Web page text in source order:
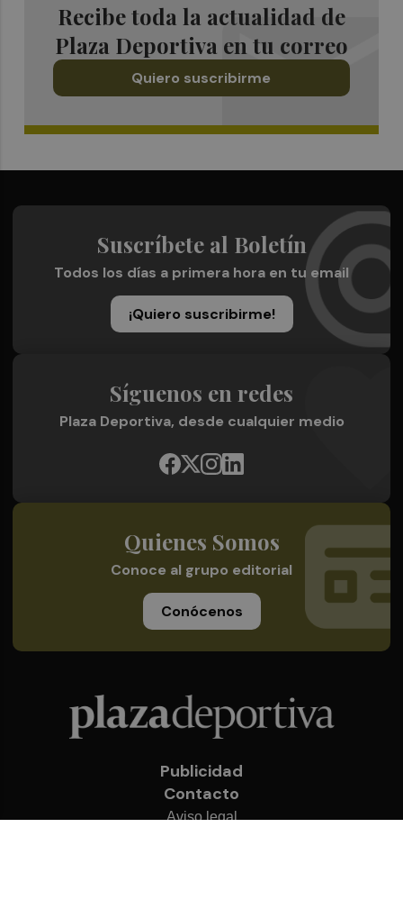
Recibe toda la actualidad de
Plaza Deportiva en tu correo
Quiero suscribirme
Suscríbete al Boletín
Todos los días a primera hora en tu email
¡Quiero suscribirme!
Síguenos en redes
Plaza Deportiva, desde cualquier medio
Quienes Somos
Conoce al grupo editorial
Conócenos
Publicidad
Contacto
Aviso legal